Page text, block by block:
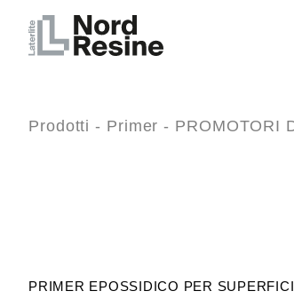
Prodotti - Primer - PROMOTORI
PRIMER EPOSSIDICO PER